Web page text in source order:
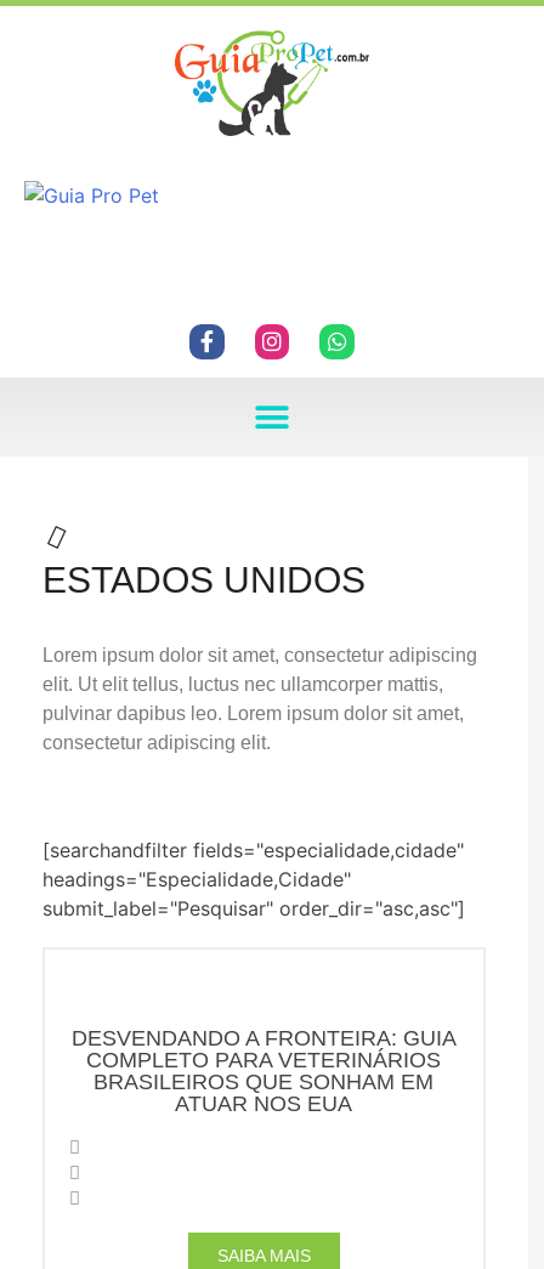
ESTADOS UNIDOS
Lorem ipsum dolor sit amet, consectetur adipiscing
elit. Ut elit tellus, luctus nec ullamcorper mattis,
pulvinar dapibus leo. Lorem ipsum dolor sit amet,
consectetur adipiscing elit.
[searchandfilter fields="especialidade,cidade"
headings="Especialidade,Cidade"
submit_label="Pesquisar" order_dir="asc,asc"]
DESVENDANDO A FRONTEIRA: GUIA
COMPLETO PARA VETERINÁRIOS
BRASILEIROS QUE SONHAM EM
ATUAR NOS EUA
SAIBA MAIS